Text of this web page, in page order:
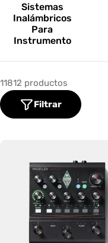
Sistemas
Inalámbricos
Para
Instrumento
11812 productos
Filtrar